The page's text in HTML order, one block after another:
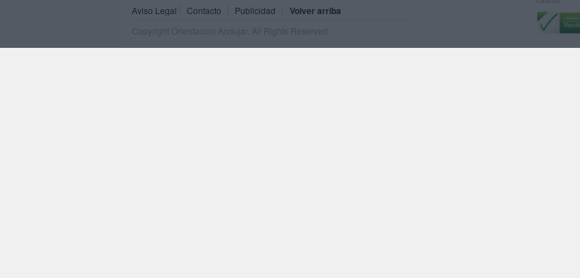
Aviso Legal Contacto Publicidad Volver arriba